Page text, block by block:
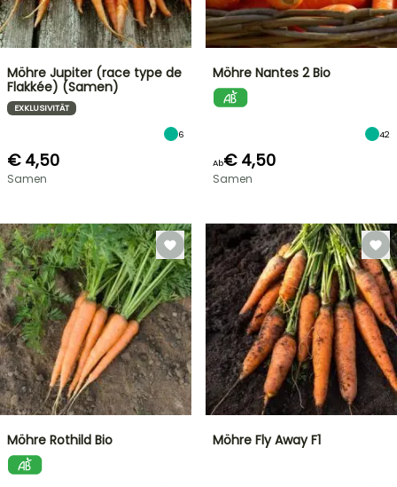
Möhre Jupiter (race type de
Flakkée) (Samen)
EXKLUSIVITÄT
6
€ 4,50
Samen
Möhre Nantes 2 Bio
42
Ab€ 4,50
Samen
Möhre Rothild Bio Möhre Fly Away F1